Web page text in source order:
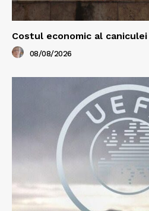
Costul economic al
08/08/2026